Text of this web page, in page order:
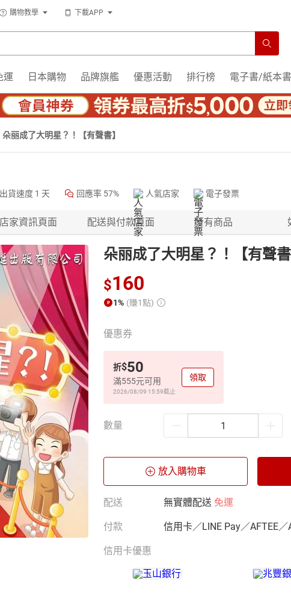
購物教學 下載APP
運 日本購物 品牌旗艦 優惠活動 排行榜 電子書/紙本書
朵丽成了大明星？！【有聲書】
出貨速度 1 天 回應率 57% 人氣店家 電子發票
店家資訊頁面 配送與付款頁面 所有商品
朵丽成了大明星？！【有聲
$160
1% (賺1點)
優惠券
折$50
滿555元可用
2026/08/09 15:59截止
領取
數量
放入購物車
配送 無實體配送 免運
付款 信用卡／LINE Pay／AFTEE／
信用卡優惠